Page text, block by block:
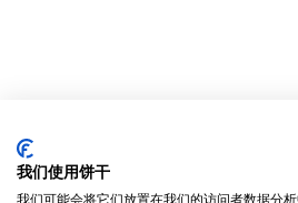
我们使用饼干
我们可能会将它们放置在我们的访问者数据分